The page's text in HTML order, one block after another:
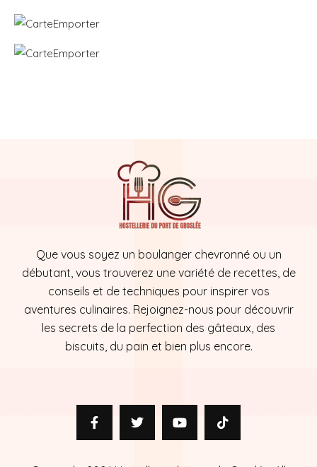
Que vous soyez un boulanger chevronné ou un
débutant, vous trouverez une variété de recettes, de
conseils et de techniques pour inspirer vos
aventures culinaires. Rejoignez-nous pour découvrir
les secrets de la perfection des gâteaux, des
biscuits, du pain et bien plus encore.